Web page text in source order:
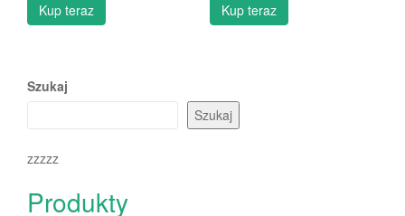
Kup teraz Kup teraz
Szukaj
Szukaj
zzzzz
Produkty